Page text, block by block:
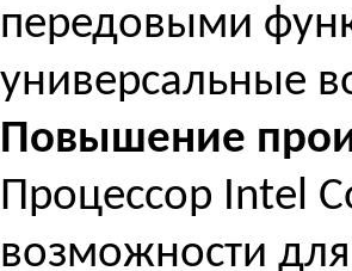
передовыми
универсальные
Повышение
Процессор Intel
возможности